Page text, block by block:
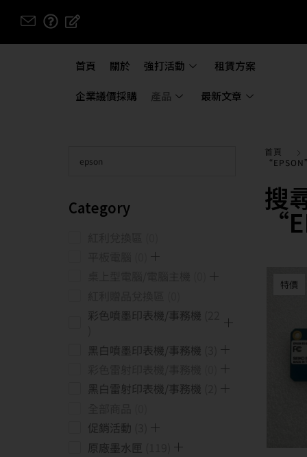
首頁 關於 強打活動 租賃方案
企業議價採購 產品 最新文章
Category
彩色噴墨印表機/事務機
黑白噴墨印表機/事務機
黑白雷射印表機/事務機
促銷活動
原廠墨水匣
首頁
搜
特價